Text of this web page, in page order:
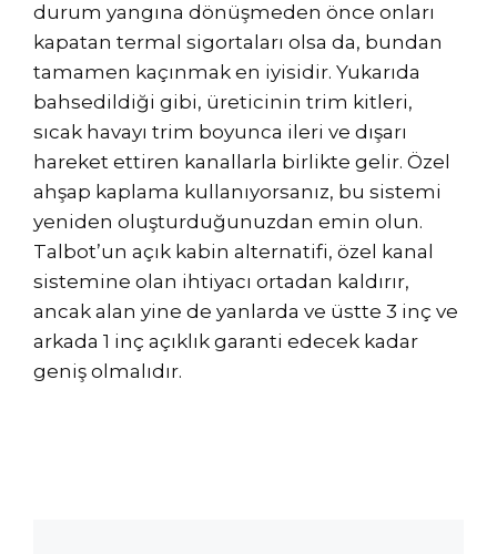
durum yangına dönüşmeden önce onları
kapatan termal sigortaları olsa da, bundan
tamamen kaçınmak en iyisidir. Yukarıda
bahsedildiği gibi, üreticinin trim kitleri,
sıcak havayı trim boyunca ileri ve dışarı
hareket ettiren kanallarla birlikte gelir. Özel
ahşap kaplama kullanıyorsanız, bu sistemi
yeniden oluşturduğunuzdan emin olun.
Talbot’un açık kabin alternatifi, özel kanal
sistemine olan ihtiyacı ortadan kaldırır,
ancak alan yine de yanlarda ve üstte 3 inç ve
arkada 1 inç açıklık garanti edecek kadar
geniş olmalıdır.